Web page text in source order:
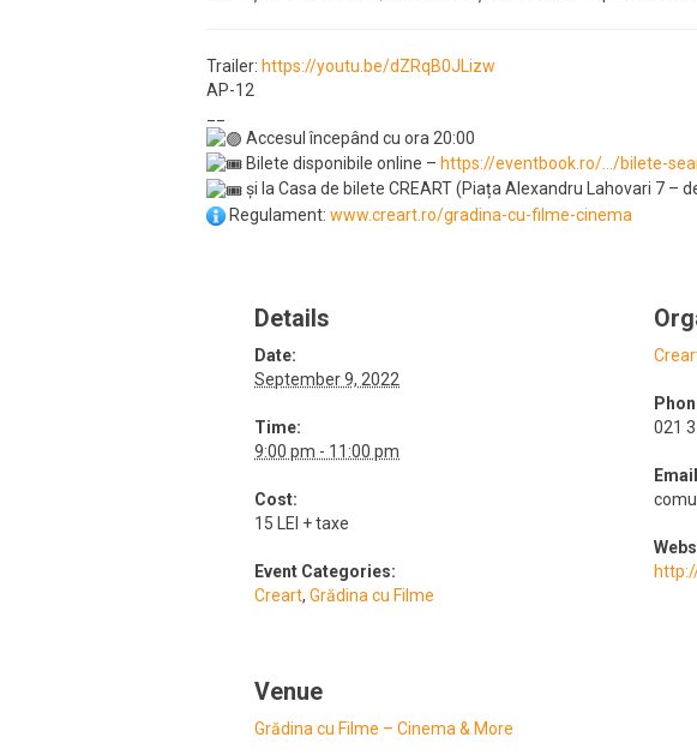
Trailer: https://youtu.be/dZRqB0JLizw
AP-12
Accesul începând cu ora 20:00
Bilete disponibile online – https://eventbook.ro/…/bilete-
și la Casa de bilete CREART (Piața Alexandru Lahovari 7 –
Regulament: www.creart.ro/gradina-cu-filme-cinema
Details
Date:
September 9, 2022
Time:
9:00 pm - 11:00 pm
Cost:
15 LEI + taxe
Event Categories:
Creart, Grădina cu Filme
021
Venue
Grădina cu Filme – Cinema & More